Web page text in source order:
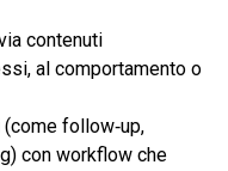
contenuti
al comportamento o
(come follow‑up,
con workflow che